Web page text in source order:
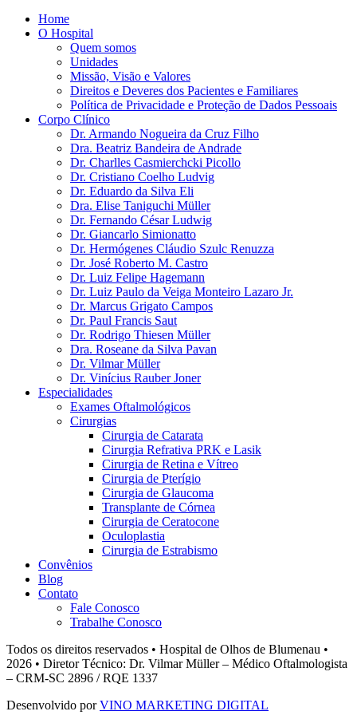
Home
O Hospital
Quem somos
Unidades
Missão, Visão e Valores
Direitos e Deveres dos Pacientes e Familiares
Política de Privacidade e Proteção de Dados Pessoais
Corpo Clínico
Dr. Armando Nogueira da Cruz Filho
Dra. Beatriz Bandeira de Andrade
Dr. Charlles Casmierchcki Picollo
Dr. Cristiano Coelho Ludvig
Dr. Eduardo da Silva Eli
Dra. Elise Taniguchi Müller
Dr. Fernando César Ludwig
Dr. Giancarlo Simionatto
Dr. Hermógenes Cláudio Szulc Renuzza
Dr. José Roberto M. Castro
Dr. Luiz Felipe Hagemann
Dr. Luiz Paulo da Veiga Monteiro Lazaro Jr.
Dr. Marcus Grigato Campos
Dr. Paul Francis Saut
Dr. Rodrigo Thiesen Müller
Dra. Roseane da Silva Pavan
Dr. Vilmar Müller
Dr. Vinícius Rauber Joner
Especialidades
Exames Oftalmológicos
Cirurgias
Cirurgia de Catarata
Cirurgia Refrativa PRK e Lasik
Cirurgia de Retina e Vítreo
Cirurgia de Pterígio
Cirurgia de Glaucoma
Transplante de Córnea
Cirurgia de Ceratocone
Oculoplastia
Cirurgia de Estrabismo
Convênios
Blog
Contato
Fale Conosco
Trabalhe Conosco
Todos os direitos reservados • Hospital de Olhos de Blumenau •
2026 • Diretor Técnico: Dr. Vilmar Müller – Médico Oftalmologista
– CRM-SC 2896 / RQE 1337
Desenvolvido porVINO MARKETING DIGITAL